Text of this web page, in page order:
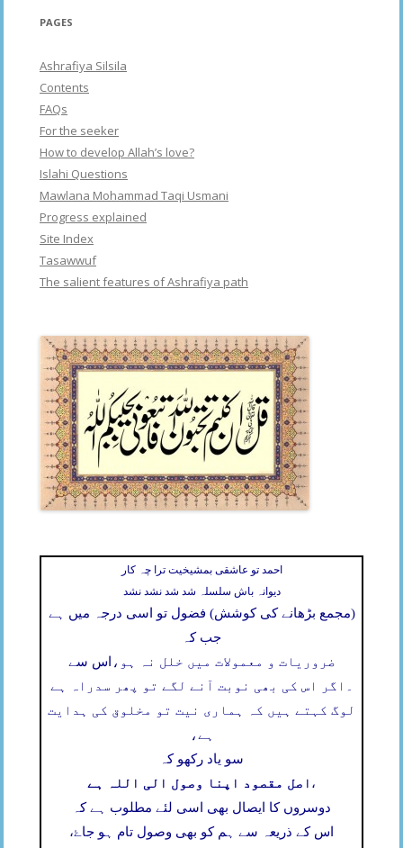
PAGES
Ashrafiya Silsila
Contents
FAQs
For the seeker
How to develop Allah’s love?
Islahi Questions
Mawlana Mohammad Taqi Usmani
Progress explained
Site Index
Tasawwuf
The salient features of Ashrafiya path
احمد تو عاشقی بمشیخیت ترا چہ کار
دیوانہ باش سلسلہ شد شد نشد نشد
(مجمع بڑھانے کی کوشش) فضول تو اسی درجہ میں ہے
جب کہ
اس سے ضروریات و معمولات میں خلل نہ ہو،
اگر اس کی بھی نوبت آنے لگے تو پھر سدراہ ہے
لوگ کہتے ہیں کہ ہماری نیت تو مخلوق کی ہدایت
ہے،
سو یاد رکھو کہ
اصل مقصود اپنا وصول الی اللہ ہے ،
دوسروں کا ایصال بھی اسی لئے مطلوب ہے کہ
اس کے ذریعہ سے ہم کو بھی وصول تام ہو جاۓ،